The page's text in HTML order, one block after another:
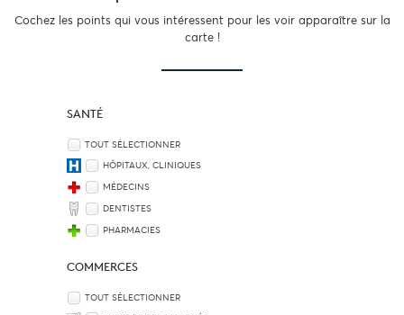
Cochez les points qui vous intéressent pour les voir apparaître sur la
carte !
SANTÉ
TOUT SÉLECTIONNER
HÔPITAUX, CLINIQUES
MÉDECINS
DENTISTES
PHARMACIES
COMMERCES
TOUT SÉLECTIONNER